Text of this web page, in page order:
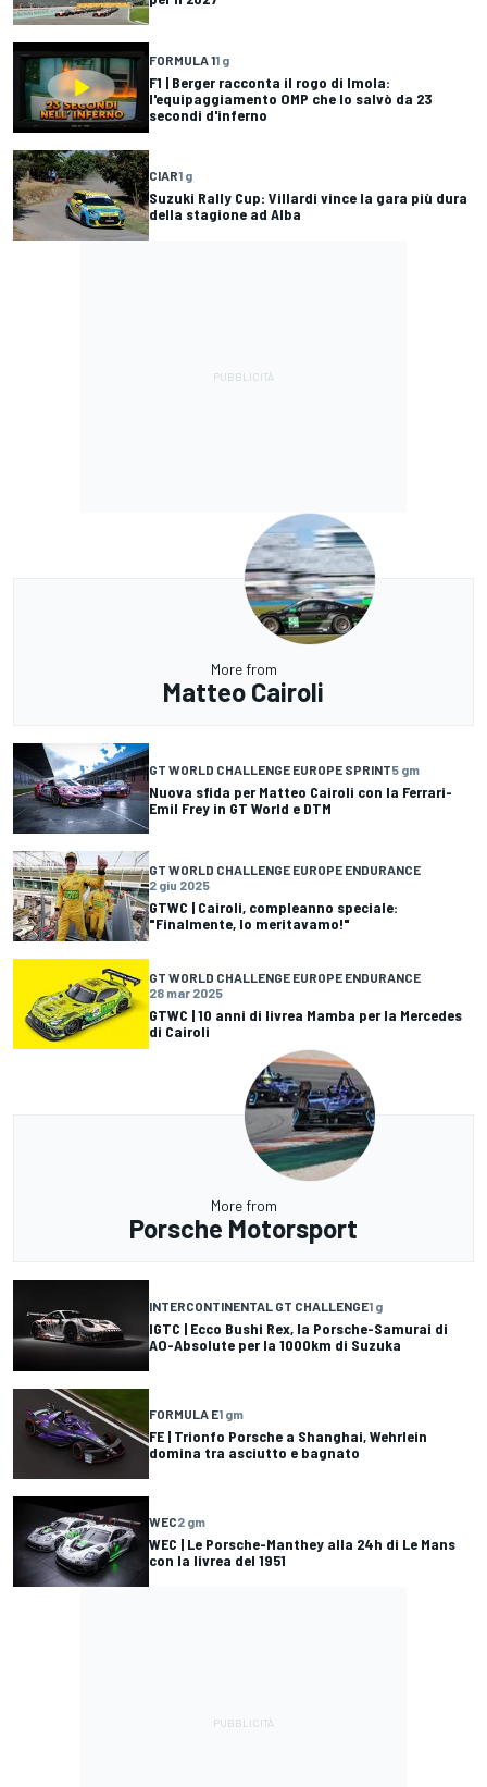
FORMULA 11 g
F1 | Berger racconta il rogo di Imola:
l'equipaggiamento OMP che lo salvò da 23
secondi d'inferno
CIAR1 g
Suzuki Rally Cup: Villardi vince la gara più dura
della stagione ad Alba
More from
Matteo Cairoli
GT WORLD CHALLENGE EUROPE SPRINT5 gm
Nuova sfida per Matteo Cairoli con la Ferrari-
Emil Frey in GT World e DTM
GT WORLD CHALLENGE EUROPE ENDURANCE
2 giu 2025
GTWC | Cairoli, compleanno speciale:
"Finalmente, lo meritavamo!"
GT WORLD CHALLENGE EUROPE ENDURANCE
28 mar 2025
GTWC | 10 anni di livrea Mamba per la Mercedes
di Cairoli
More from
Porsche Motorsport
INTERCONTINENTAL GT CHALLENGE1 g
IGTC | Ecco Bushi Rex, la Porsche-Samurai di
AO-Absolute per la 1000km di Suzuka
FORMULA E1 gm
FE | Trionfo Porsche a Shanghai, Wehrlein
domina tra asciutto e bagnato
WEC2 gm
WEC | Le Porsche-Manthey alla 24h di Le Mans
con la livrea del 1951